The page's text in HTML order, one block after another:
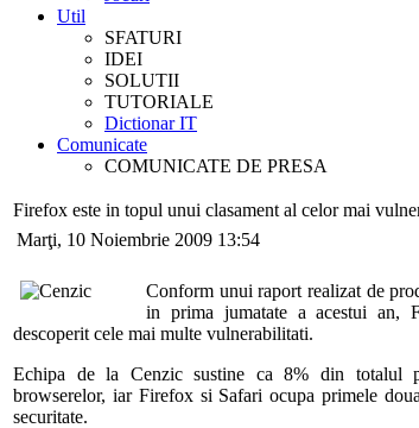
Util
SFATURI
IDEI
SOLUTII
TUTORIALE
Dictionar IT
Comunicate
COMUNICATE DE PRESA
Firefox este in topul unui clasament al celor mai
Marţi, 10 Noiembrie 2009 13:54
Conform unui raport realizat de
in prima jumatate a acestui an,
descoperit cele mai multe vulnerabilitati.
Echipa de la Cenzic sustine ca 8% din totalul
browserelor, iar Firefox si Safari ocupa primele
securitate.